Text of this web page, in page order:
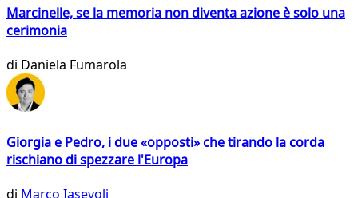
Marcinelle, se la memoria non diventa azione è solo una
cerimonia
di Daniela Fumarola
Giorgia e Pedro, i due «opposti» che tirando la corda
rischiano di spezzare l'Europa
di Marco Iasevoli